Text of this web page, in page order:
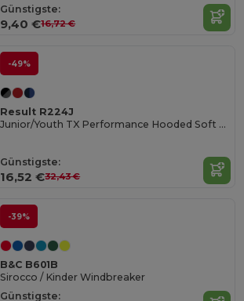
Günstigste:
9,40 €16,72 €
-49%
Result R224J
Junior/Youth TX Performance Hooded Soft Shell Jacke
Günstigste:
16,52 €32,43 €
-39%
B&C B601B
Sirocco / Kinder Windbreaker
Günstigste: